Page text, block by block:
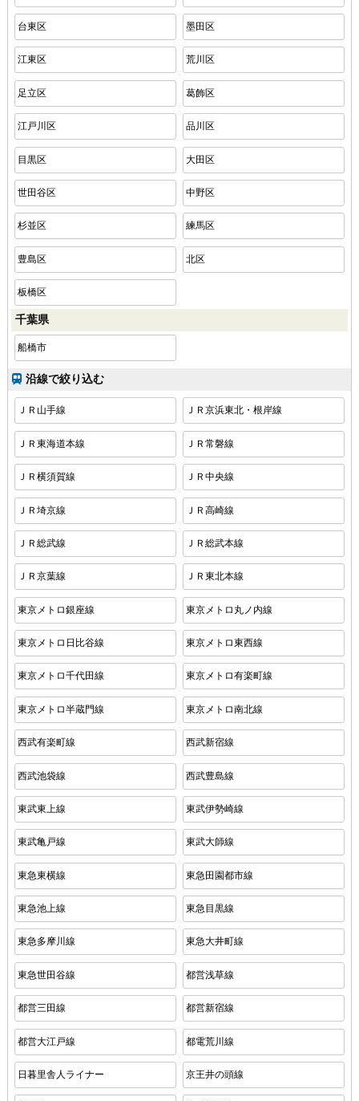
台東区 墨田区
江東区 荒川区
足立区 葛飾区
江戸川区 品川区
目黒区 大田区
世田谷区 中野区
杉並区 練馬区
豊島区 北区
板橋区
千葉県
船橋市
沿線で絞り込む
ＪＲ山手線 ＪＲ京浜東北・根岸線
ＪＲ東海道本線 ＪＲ常磐線
ＪＲ横須賀線 ＪＲ中央線
ＪＲ埼京線 ＪＲ高崎線
ＪＲ総武線 ＪＲ総武本線
ＪＲ京葉線 ＪＲ東北本線
東京メトロ銀座線 東京メトロ丸ノ内線
東京メトロ日比谷線 東京メトロ東西線
東京メトロ千代田線 東京メトロ有楽町線
東京メトロ半蔵門線 東京メトロ南北線
西武有楽町線 西武新宿線
西武池袋線 西武豊島線
東武東上線 東武伊勢崎線
東武亀戸線 東武大師線
東急東横線 東急田園都市線
東急池上線 東急目黒線
東急多摩川線 東急大井町線
東急世田谷線 都営浅草線
都営三田線 都営新宿線
都営大江戸線 都電荒川線
日暮里舎人ライナー 京王井の頭線